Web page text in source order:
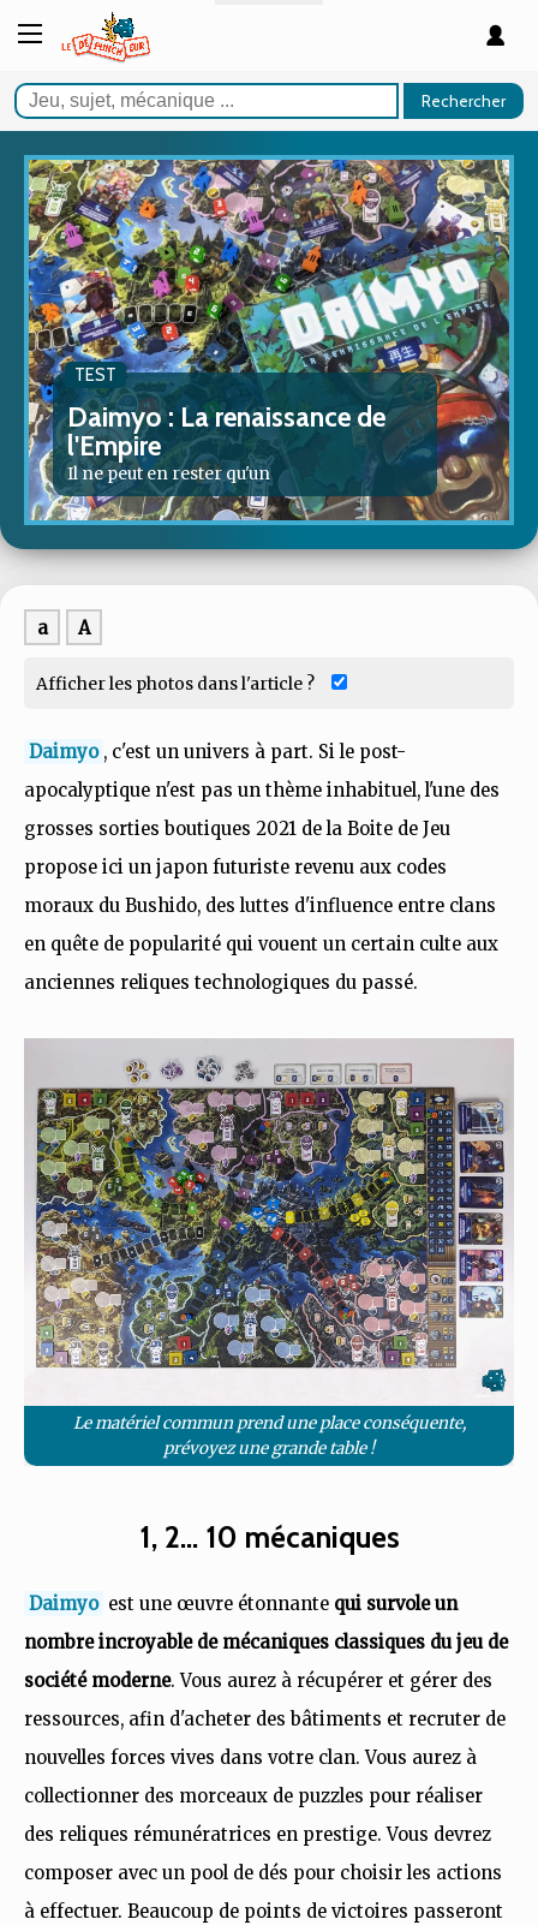
Rechercher
TEST
Daimyo : La renaissance de
l'Empire
Il ne peut en rester qu'un
a A
Afficher les photos dans l'article ?
Daimyo , c'est un univers à part. Si le post-
apocalyptique n'est pas un thème inhabituel, l'une des
grosses sorties boutiques 2021 de la Boite de Jeu
propose ici un japon futuriste revenu aux codes
moraux du Bushido, des luttes d'influence entre clans
en quête de popularité qui vouent un certain culte aux
anciennes reliques technologiques du passé.
Le matériel commun prend une place conséquente,
prévoyez une grande table !
1, 2... 10 mécaniques
Daimyo est une œuvre étonnante qui survole un
nombre incroyable de mécaniques classiques du jeu de
société moderne. Vous aurez à récupérer et gérer des
ressources, afin d'acheter des bâtiments et recruter de
nouvelles forces vives dans votre clan. Vous aurez à
collectionner des morceaux de puzzles pour réaliser
des reliques rémunératrices en prestige. Vous devrez
composer avec un pool de dés pour choisir les actions
à effectuer. Beaucoup de points de victoires passeront